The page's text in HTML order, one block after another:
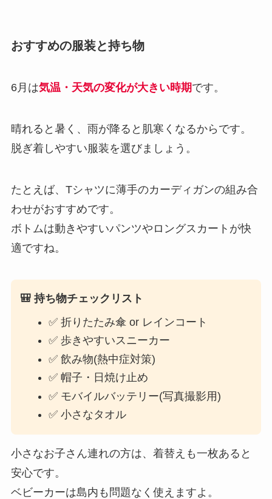
おすすめの服装と持ち物
6月は気温・天気の変化が大きい時期です。
晴れると暑く、雨が降ると肌寒くなるからです。
脱ぎ着しやすい服装を選びましょう。
たとえば、Tシャツに薄手のカーディガンの組み合
わせがおすすめです。
ボトムは動きやすいパンツやロングスカートが快
適ですね。
🎒 持ち物チェックリスト
✅ 折りたたみ傘 or レインコート
✅ 歩きやすいスニーカー
✅ 飲み物(熱中症対策)
✅ 帽子・日焼け止め
✅ モバイルバッテリー(写真撮影用)
✅ 小さなタオル
小さなお子さん連れの方は、着替えも一枚あると
安心です。
ベビーカーは島内も問題なく使えますよ。